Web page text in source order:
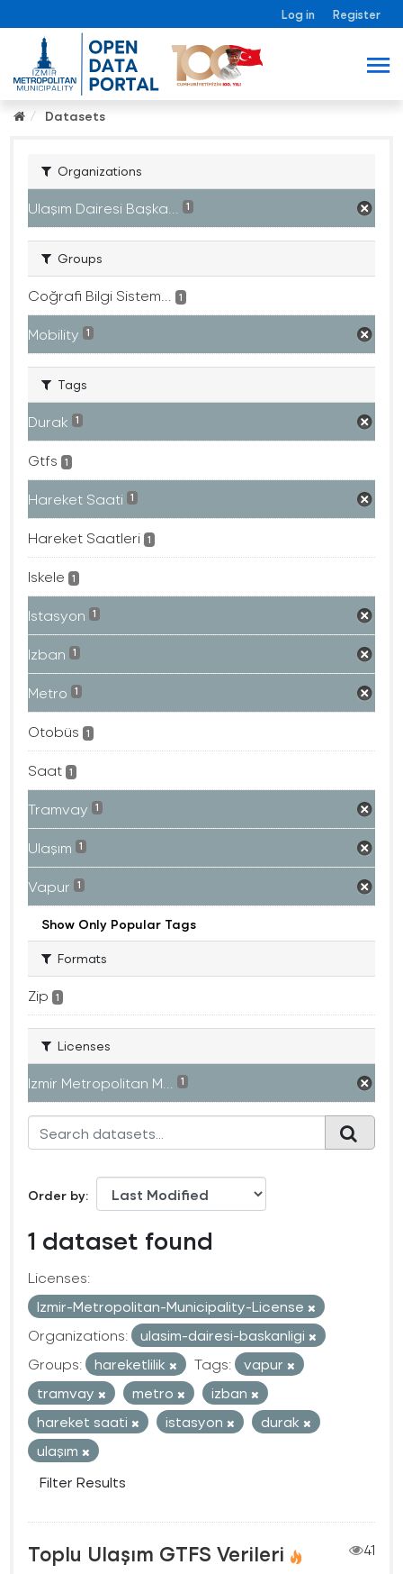
Log in Register
Datasets
Organizations
Ulaşım Dairesi Başka... 1
Groups
Coğrafi Bilgi Sistem... 1
Mobility 1
Tags
Durak 1
Gtfs 1
Hareket Saati 1
Hareket Saatleri 1
Iskele 1
Istasyon 1
Izban 1
Metro 1
Otobüs 1
Saat 1
Tramvay 1
Ulaşım 1
Vapur 1
Show Only Popular Tags
Formats
Zip 1
Licenses
Izmir Metropolitan M... 1
Order by
1 dataset found
Licenses:
Izmir-Metropolitan-Municipality-License
Organizations:
ulasim-dairesi-baskanligi
Groups:
hareketlilik Tags:
vapur
tramvay
metro
izban
hareket saati
istasyon
durak
ulaşım
Filter Results
Toplu Ulaşım GTFS Verileri
41